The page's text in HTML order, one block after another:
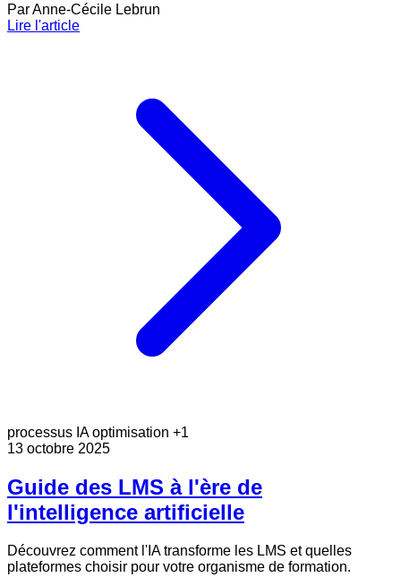
ParAnne-Cécile Lebrun
Lire l'article
processus IAoptimisation +1
13 octobre 2025
Guide des LMS à l'ère de
l'intelligence artificielle
Découvrez comment l'IA transforme les LMS et quelles
plateformes choisir pour votre organisme de formation.